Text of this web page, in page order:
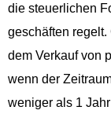
die steuer­lichen
geschäften
dem Verkauf von
wenn der
weniger als 1